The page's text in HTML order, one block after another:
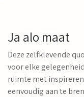
Ja alo maat
Deze zelfklevende
voor elke
ruimte met
eenvoudig aan te